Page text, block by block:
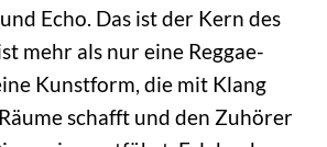
und Echo. Das ist der Kern des
mehr als nur eine Reggae-
Kunstform, die mit Klang
schafft und den Zuhörer